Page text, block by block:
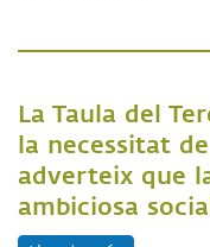
La Taula del
la necessitat
adverteix que
ambiciosa